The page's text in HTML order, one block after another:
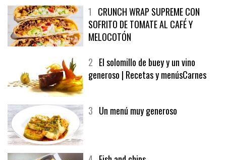
1CRUNCH WRAP SUPREME CON
SOFRITO DE TOMATE AL CAFÉ Y
MELOCOTÓN
2El solomillo de buey y un vino